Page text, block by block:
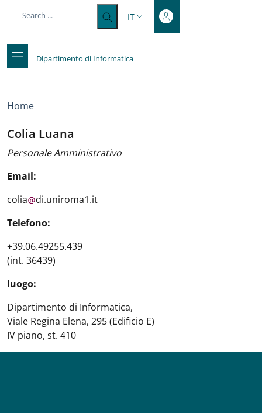
Top-level heading
Salta al contenuto principale
SELETTORE LINGUA: CURRENT
IT
Dipartimento di Informatica
Briciole di pane
Home
Colia Luana
Personale Amministrativo
Email:
colia
di.uniroma1.it
Telefono:
+39.06.49255.439
(int. 36439)
luogo:
Dipartimento di Informatica,
Viale Regina Elena, 295 (Edificio E)
IV piano, st. 410